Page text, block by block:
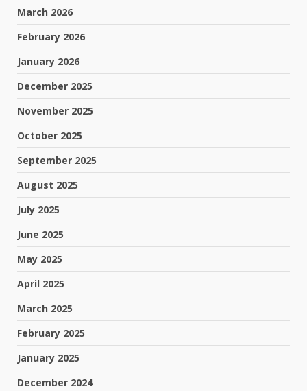
March 2026
February 2026
January 2026
December 2025
November 2025
October 2025
September 2025
August 2025
July 2025
June 2025
May 2025
April 2025
March 2025
February 2025
January 2025
December 2024